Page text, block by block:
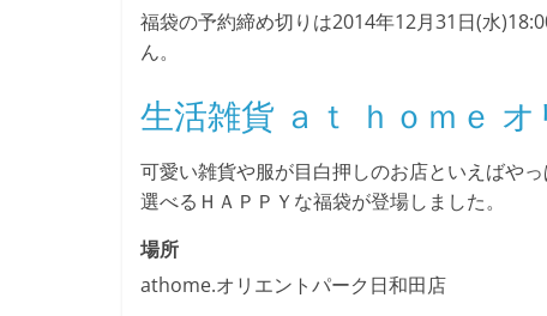
福袋の予約締め切りは2014年12月31日(水
ん。
生活雑貨 ａｔ ｈｏｍｅ
可愛い雑貨や服が目白押しのお店といえばや
選べるＨＡＰＰＹな福袋が登場しました。
場所
athome.オリエントパーク日和田店